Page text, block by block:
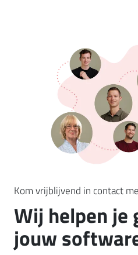
Kom vrijblijvend in contact
Wij helpen je
jouw